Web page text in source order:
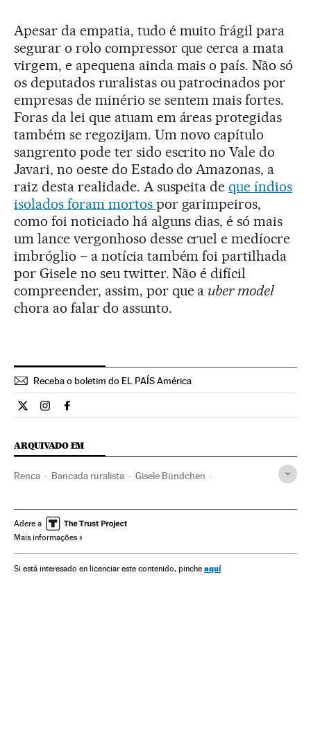
Apesar da empatia, tudo é muito frágil para
segurar o rolo compressor que cerca a mata
virgem, e apequena ainda mais o país. Não só
os deputados ruralistas ou patrocinados por
empresas de minério se sentem mais fortes.
Foras da lei que atuam em áreas protegidas
também se regozijam. Um novo capítulo
sangrento pode ter sido escrito no Vale do
Javari, no oeste do Estado do Amazonas, a
raiz desta realidade. A suspeita deque índios
isolados foram mortos por garimpeiros,
como foi noticiado há alguns dias, é só mais
um lance vergonhoso desse cruel e medíocre
imbróglio – a notícia também foi partilhada
por Gisele no seu twitter. Não é difícil
compreender, assim, por que a uber model
chora ao falar do assunto.
Receba o boletim do EL PAÍS América
Opiniao El País Brasil en Twitter
Opiniao El País Brasil en Instagram
Opiniao El País Brasil en Facebook
ARQUIVADO EM
Renca Bancada ruralista Gisele Bündchen
Amazônia Michel Temer
Associações políticas
Festivais música Presidente Brasil Reservas naturais
Adere a
Mais informações
Si está interesado en licenciar este contenido, pinche aquí